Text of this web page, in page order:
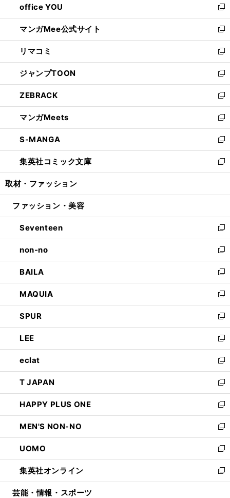
く
で
開
く
ィ
ン
ド
ウ
で
開
く
い
ウ
ィ
ン
ド
ウ
で
開
く
office YOU
新
し
い
ウ
ィ
ン
ド
ウ
で
開
く
マンガMee公式サイト
新
し
い
ウ
ィ
ン
ド
ウ
で
開
く
リマコミ
新
し
い
ウ
ィ
ン
ド
ウ
で
開
く
ジャンプTOON
新
し
い
ウ
ィ
ン
ド
ウ
で
開
ZEBRACK
新
し
い
ウ
ィ
ン
ド
ウ
開
マンガMeets
新
し
い
ウ
ィ
ン
ウ
開
く
S-MANGA
新
し
い
ウ
ン
ウ
で
開
く
集英社コミック文庫
新
し
ウ
ン
ド
ウ
で
開
く
取材・ファッション
ファッション・美容
Seventeen
新
し
い
ウ
ィ
ン
ド
ウ
で
開
く
non-no
新
し
い
ウ
ィ
ン
ド
ウ
で
開
く
BAILA
新
し
い
ウ
ィ
ン
ド
ウ
で
開
く
MAQUIA
新
し
い
ウ
ィ
ン
ド
ウ
で
開
く
SPUR
新
し
い
ウ
ィ
ン
ド
ウ
で
開
く
LEE
新
し
い
ウ
ィ
ン
ド
ウ
で
開
く
eclat
新
し
い
ウ
ィ
ン
ド
ウ
で
開
く
T JAPAN
新
し
い
ウ
ィ
ン
ド
ウ
で
開
HAPPY PLUS ONE
新
し
い
ウ
ィ
ン
ド
ウ
MEN'S NON-NO
新
し
い
ウ
ィ
ン
UOMO
新
し
い
ウ
集英社オンライン
新
し
芸能・情報・スポーツ